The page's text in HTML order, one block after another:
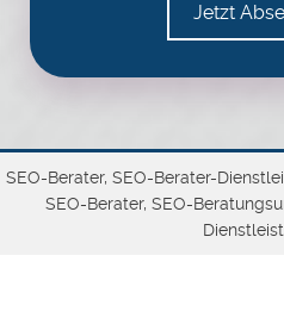
Jetzt
SEO-Berater, SEO-Berater-
SEO-Berater, SEO-